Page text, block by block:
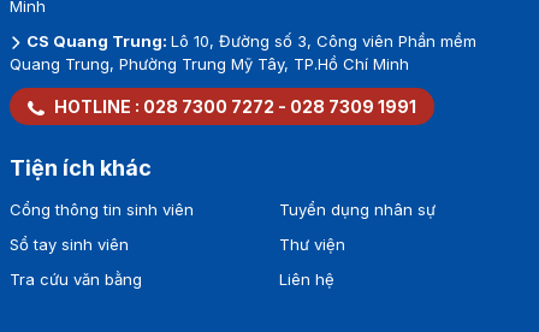
Minh
CS Quang Trung: Lô 10, Đường số 3, Công viên Phần mềm
Quang Trung, Phường Trung Mỹ Tây, TP.Hồ Chí Minh
HOTLINE : 028 7300 7272 - 028 7309 1991
Tiện ích khác
Cổng thông tin sinh viên
Sổ tay sinh viên
Tra cứu văn bằng
Tuyển dụng nhân sự
Thư viện
Liên hệ